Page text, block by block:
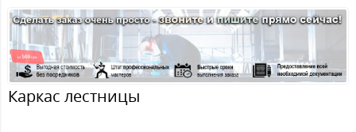
Каркас лестницы